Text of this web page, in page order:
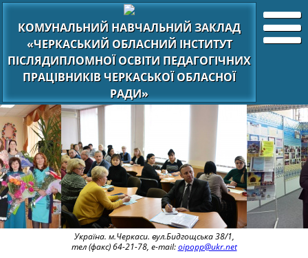
КОМУНАЛЬНИЙ НАВЧАЛЬНИЙ ЗАКЛАД
«ЧЕРКАСЬКИЙ ОБЛАСНИЙ ІНСТИТУТ
ПІСЛЯДИПЛОМНОЇ ОСВІТИ ПЕДАГОГІЧНИХ
ПРАЦІВНИКІВ ЧЕРКАСЬКОЇ ОБЛАСНОЇ
РАДИ»
Україна. м.Черкаси. вул.Бидгощська 38/1,
тел (факс) 64-21-78, e-mail:oipopp@ukr.net